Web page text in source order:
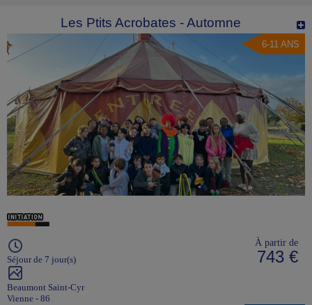
Les Ptits Acrobates - Automne
6-11 ANS
Séjour de 7 jour(s)
Beaumont Saint-Cyr
Vienne - 86
À partir de
743 €